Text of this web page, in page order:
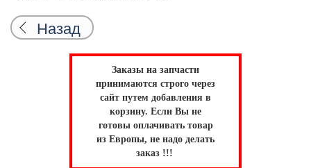
Назад
Заказы на запчасти
принимаются строго через
сайт путем добавления в
корзину. Если Вы не
готовы оплачивать товар
из Европы, не надо делать
заказ !!!